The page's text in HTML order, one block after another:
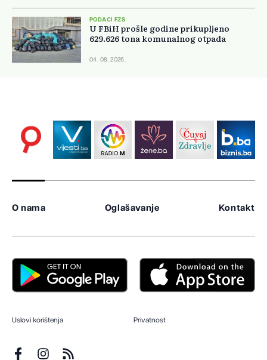
PODACI FZS
U FBiH prošle godine prikupljeno
629.626 tona komunalnog otpada
04. 08. 2026.
O nama Oglašavanje Kontakt
Uslovi korištenja Privatnost